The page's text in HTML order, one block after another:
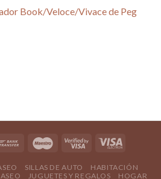
Book/Veloce/Vivace de Peg
SILLAS DE AUTO
HABITACIÓN
JUGUETES Y REGALOS HOGAR